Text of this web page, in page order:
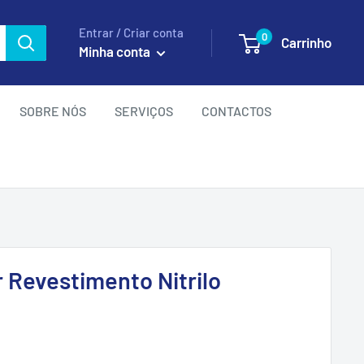
Entrar / Criar conta
Minha conta
0 Carrinho
SOBRE NÓS SERVIÇOS CONTACTOS
Revestimento Nitrilo